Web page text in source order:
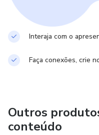
Interaja com o
Faça conexões, crie
Outros
conteúdo